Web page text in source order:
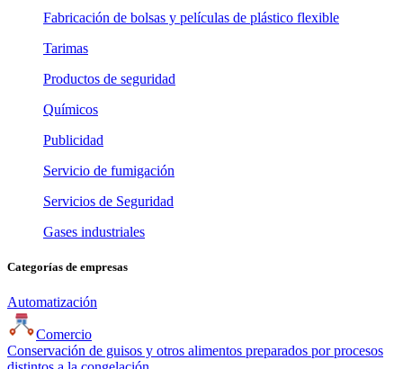
Fabricación de bolsas y películas de plástico flexible
Tarimas
Productos de seguridad
Químicos
Publicidad
Servicio de fumigación
Servicios de Seguridad
Gases industriales
Categorías de empresas
Automatización
Comercio
Conservación de guisos y otros alimentos preparados por procesos